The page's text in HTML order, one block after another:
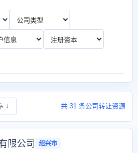
↓ 共 31 条公司转让资源
限公司 绍兴市